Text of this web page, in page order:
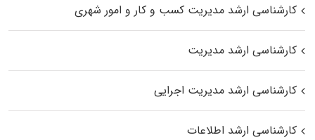
کارشناسی ارشد مدیریت کسب و کار و امور شهری
کارشناسی ارشد مدیریت
کارشناسی ارشد مدیریت اجرایی
کارشناسی ارشد اطلاعات